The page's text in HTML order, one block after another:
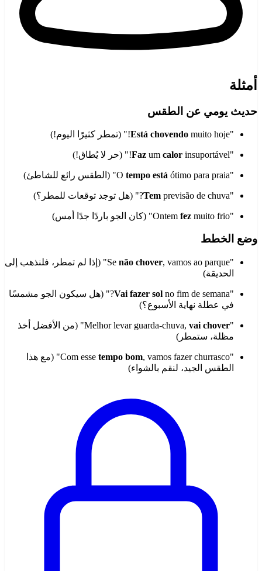
أمثلة
حديث يومي عن الطقس
"
Está chovendo muito hoje!" (تمطر كثيرًا اليوم!)
"
Faz um calor insuportável!" (حر لا يُطاق!)
"O
tempo está ótimo para praia" (الطقس رائع للشاطئ)
"
Tem previsão de chuva?" (هل توجد توقعات للمطر؟)
"Ontem
fez muito frio" (كان الجو باردًا جدًا أمس)
وضع الخطط
"Se
não chover
, vamos ao parque" (إذا لم تمطر، فلنذهب إلى
الحديقة)
"
Vai fazer solno fim de semana?" (هل سيكون الجو مشمسًا
في عطلة نهاية الأسبوع؟)
"Melhor levar guarda-chuva,
vai chover
" (من الأفضل أخذ
مظلة، ستمطر)
"Com esse
tempo bom
, vamos fazer churrasco" (مع هذا
الطقس الجيد، لنقم بالشواء)